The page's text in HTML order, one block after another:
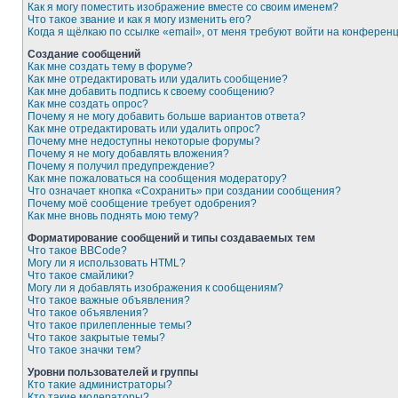
Как я могу поместить изображение вместе со своим именем?
Что такое звание и как я могу изменить его?
Когда я щёлкаю по ссылке «email», от меня требуют войти на
Создание сообщений
Как мне создать тему в форуме?
Как мне отредактировать или удалить сообщение?
Как мне добавить подпись к своему сообщению?
Как мне создать опрос?
Почему я не могу добавить больше вариантов ответа?
Как мне отредактировать или удалить опрос?
Почему мне недоступны некоторые форумы?
Почему я не могу добавлять вложения?
Почему я получил предупреждение?
Как мне пожаловаться на сообщения модератору?
Что означает кнопка «Сохранить» при создании сообщения?
Почему моё сообщение требует одобрения?
Как мне вновь поднять мою тему?
Форматирование сообщений и типы создаваемых тем
Что такое BBCode?
Могу ли я использовать HTML?
Что такое смайлики?
Могу ли я добавлять изображения к сообщениям?
Что такое важные объявления?
Что такое объявления?
Что такое прилепленные темы?
Что такое закрытые темы?
Что такое значки тем?
Уровни пользователей и группы
Кто такие администраторы?